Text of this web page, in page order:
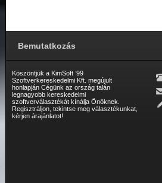
Bemutatkozás
Köszöntjük a KimSoft ’99
Szoftverkereskedelmi Kft. megújult
honlapján Cégünk az ország talán
legnagyobb kereskedelmi
szoftverválasztékát kínálja Önöknek.
Regisztráljon, tekintse meg választékunkat,
kérjen árajánlatot!